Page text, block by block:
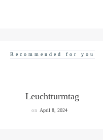
Recommended for you
Leuchtturmtag
on April 8, 2024